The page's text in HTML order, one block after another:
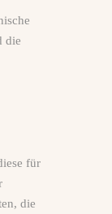
die
für
die